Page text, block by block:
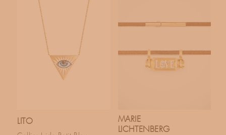
O
N
LITO
MARIE
LICHTENBERG